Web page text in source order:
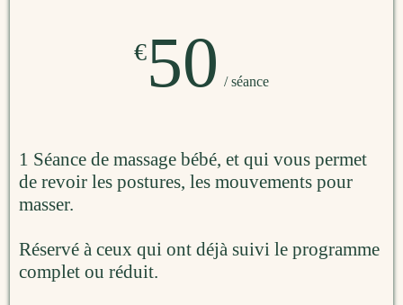
1 Séance de massage bébé, et qui vous permet
de revoir les postures, les mouvements pour
masser.
Réservé à ceux qui ont déjà suivi le programme
complet ou réduit.
€50 / séance